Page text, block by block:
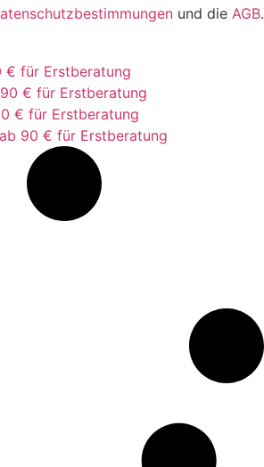
und die AGB.
€ für Erstberatung
€ für Erstberatung
€ für Erstberatung
90 € für Erstberatung